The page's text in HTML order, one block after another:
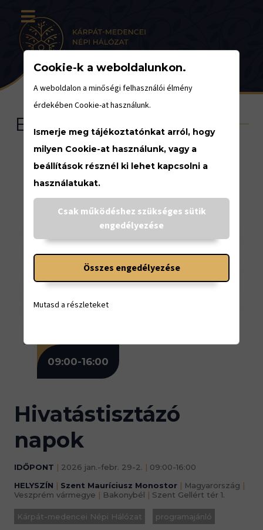
Eseménynaptár
<
09:00-16:00
Hivatástisztázó
napok
IDŐPONT | 2026 jan.-febr. 29-2. | 09:00-16:00
HELYSZÍN | Szent Mauríciusz Monostor | Magyarország |
Veszprém vármegye | Bakonybél | Szent Gellért tér 1.
Kárpát-medencei Népi Hálózat programajánló
Cookie-k a weboldalunkon.
A weboldalon a minőségi felhasználói élmény
érdekében Cookie-at használunk.
Ismerje meg tájékoztatónkat arról, hogy
milyen Cookie-at használunk, vagy a
beállítások résznél ki lehet kapcsolni a
használatukat.
Csak működéshez szükséges sütik
engedélyezése
Összes engedélyezése
Mutasd a részleteket